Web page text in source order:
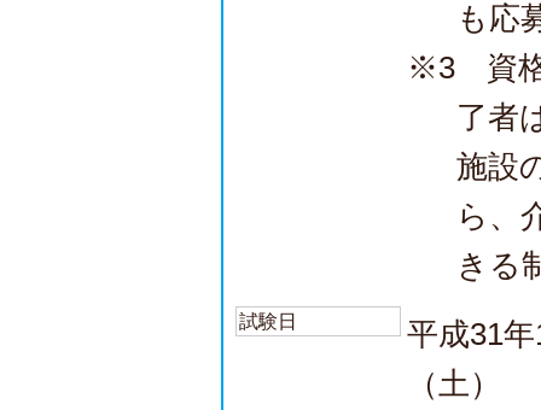
も応
※3 資格
了者
施設
ら、
きる
試験日
平成31
（土）